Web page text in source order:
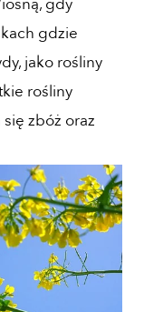
gdzie
jako rośliny
rośliny
zbóż oraz